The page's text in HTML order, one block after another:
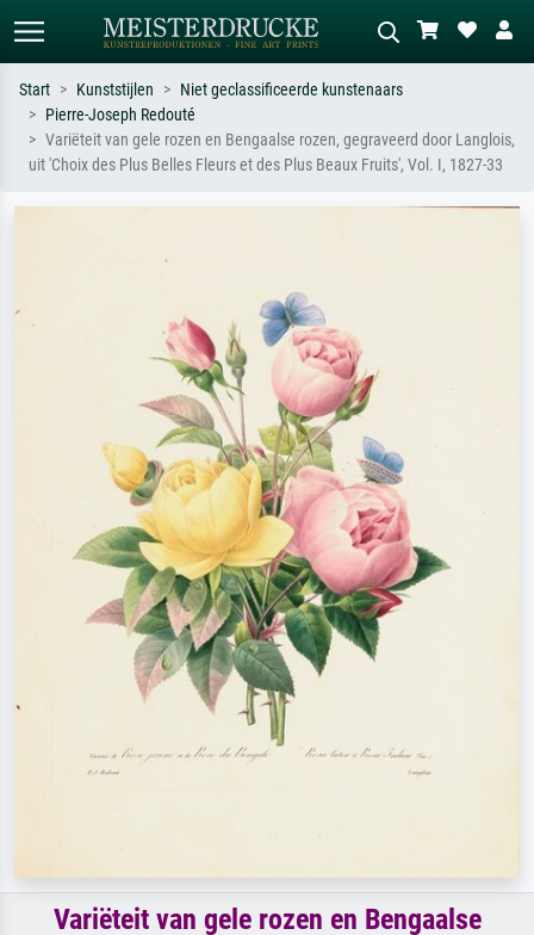
Standaard zoeken AI-beeldzoeker
Zoek op kunstenaar, titel of stijl – bijv.
Beschrijf de scène – bijv. groene
Start Kunststijlen
Niet geclassificeerde kunstenaars
Pierre-Joseph Redouté
Variëteit van gele rozen en Bengaalse rozen, gegraveerd door Langlois,
uit 'Choix des Plus Belles Fleurs et des Plus Beaux Fruits', Vol. I, 1827-33
Variëteit van gele rozen en Bengaalse